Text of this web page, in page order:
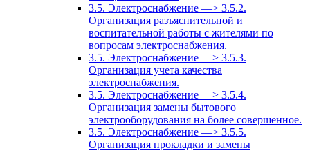
3.5. Электроснабжение —> 3.5.2.
Организация разъяснительной и
воспитательной работы с жителями по
вопросам электроснабжения.
3.5. Электроснабжение —> 3.5.3.
Организация учета качества
электроснабжения.
3.5. Электроснабжение —> 3.5.4.
Организация замены бытового
электрооборудования на более совершенное.
3.5. Электроснабжение —> 3.5.5.
Организация прокладки и замены